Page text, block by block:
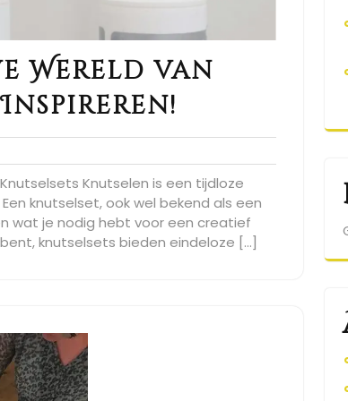
Wereld van
spacehamster
Knutselen is een tijdloze
knutselset, ook wel bekend als een
wat je nodig hebt voor een creatief
knutselsets bieden eindeloze […]